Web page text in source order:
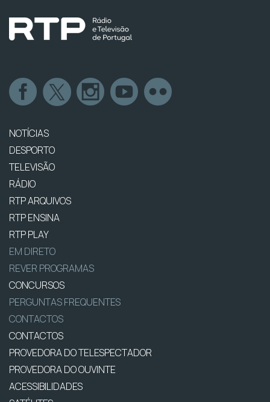
NOTÍCIAS
DESPORTO
TELEVISÃO
RÁDIO
RTP ARQUIVOS
RTP ENSINA
RTP PLAY
EM DIRETO
REVER PROGRAMAS
CONCURSOS
PERGUNTAS FREQUENTES
CONTACTOS
CONTACTOS
PROVEDORA DO TELESPECTADOR
PROVEDORA DO OUVINTE
ACESSIBILIDADES